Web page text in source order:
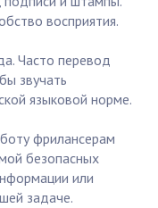
восприятия.
Часто перевод
звучать
языковой норме.
фрилансерам
безопасных
или
задаче.